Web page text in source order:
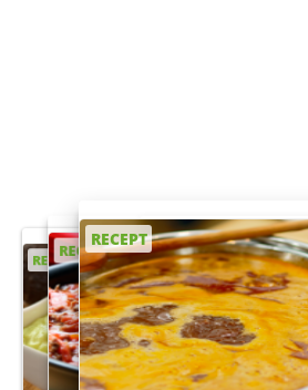
RECEPT
RECEPT
RECEPT
RECEPT
RECEPT